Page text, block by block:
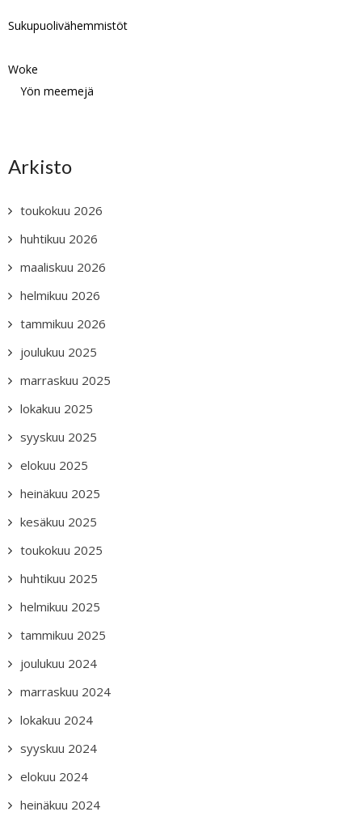
Sukupuolivähemmistöt
Woke
Yön meemejä
Arkisto
toukokuu 2026
huhtikuu 2026
maaliskuu 2026
helmikuu 2026
tammikuu 2026
joulukuu 2025
marraskuu 2025
lokakuu 2025
syyskuu 2025
elokuu 2025
heinäkuu 2025
kesäkuu 2025
toukokuu 2025
huhtikuu 2025
helmikuu 2025
tammikuu 2025
joulukuu 2024
marraskuu 2024
lokakuu 2024
syyskuu 2024
elokuu 2024
heinäkuu 2024